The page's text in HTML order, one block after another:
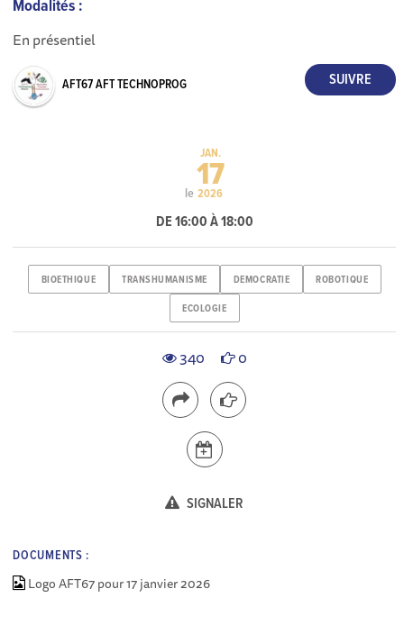
Modalités :
En présentiel
AFT67 AFT TECHNOPROG
le
JAN.
17
2026
DE 16:00 À 18:00
BIOETHIQUE TRANSHUMANISME DEMOCRATIE ROBOTIQUE
ECOLOGIE
340 0
SIGNALER
DOCUMENTS :
Logo AFT67 pour 17 janvier 2026